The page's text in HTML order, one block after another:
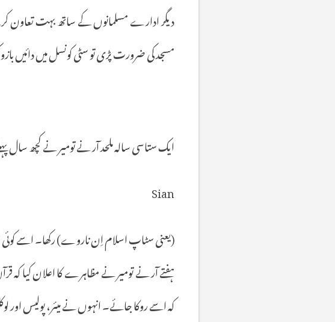
دیگرادارےمسلمانوںکےساتھبہتتعاون
مسجدکیضرورتپڑیتوسٹیکونسلمیںدائیںبازو
ایکستاسیسالہملحدآرنےتومیرنےکچھسال
Sian
(یعنیسٹاپاسلاماِنناروے)رکھا۔اسےکوئی
ہفتےآرنےتومیرنےمظاہرےکااعلانکیاکہ
کہاسےروکاجائے۔انہوںنےمیئر،پولیساور